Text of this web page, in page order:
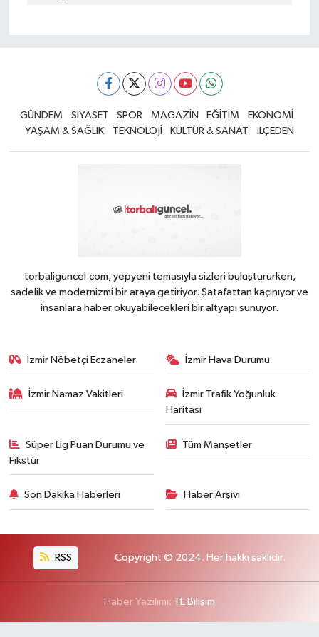
GÜNDEM SİYASET SPOR MAGAZİN EĞİTİM
EKONOMİ
YAŞAM & SAĞLIK
TEKNOLOJİ KÜLTÜR & SANAT iLÇEDEN
torbaliguncel.com, yepyeni temasıyla sizleri buluştururken,
sadelik ve modernizmi bir araya getiriyor. Şatafattan kaçınıyor ve
insanlara haber okuyabilecekleri bir altyapı sunuyor.
İzmir Nöbetçi Eczaneler İzmir Hava Durumu
İzmir Namaz Vakitleri
İzmir Trafik Yoğunluk
Haritası
Süper Lig Puan Durumu ve
Fikstür
Tüm Manşetler
Son Dakika Haberleri Haber Arşivi
RSS Copyright © 2024. Her hakkı saklıdır.
Haber Yazılımı: TE Bilişim